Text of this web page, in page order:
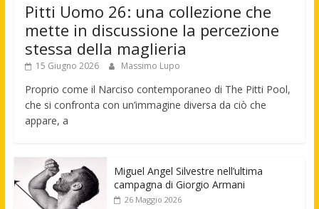
Pitti Uomo 26: una collezione che
mette in discussione la percezione
stessa della maglieria
15 Giugno 2026 Massimo Lupo
Proprio come il Narciso contemporaneo di The Pitti Pool,
che si confronta con un’immagine diversa da ciò che
appare, a
Miguel Angel Silvestre nell’ultima
campagna di Giorgio Armani
26 Maggio 2026